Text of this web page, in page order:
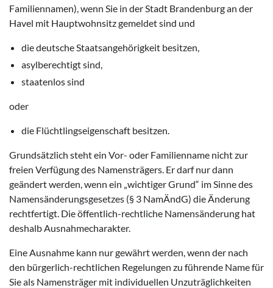
Familiennamen), wenn Sie in der Stadt Brandenburg an der
Havel mit Hauptwohnsitz gemeldet sind und
die deutsche Staatsangehörigkeit besitzen,
asylberechtigt sind,
staatenlos sind
oder
die Flüchtlingseigenschaft besitzen.
Grundsätzlich steht ein Vor- oder Familienname nicht zur
freien Verfügung des Namensträgers. Er darf nur dann
geändert werden, wenn ein „wichtiger Grund“ im Sinne des
Namensänderungsgesetzes (§ 3 NamÄndG) die Änderung
rechtfertigt. Die öffentlich-rechtliche Namensänderung hat
deshalb Ausnahmecharakter.
Eine Ausnahme kann nur gewährt werden, wenn der nach
den bürgerlich-rechtlichen Regelungen zu führende Name für
Sie als Namensträger mit individuellen Unzuträglichkeiten